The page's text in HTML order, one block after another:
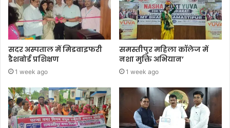
सदर अस्पताल में मिडवाइफरी
डैशबोर्ड प्रशिक्षण
1 week ago
समस्तीपुर महिला कॉलेज में
नशा मुक्ति अभियान’
1 week ago